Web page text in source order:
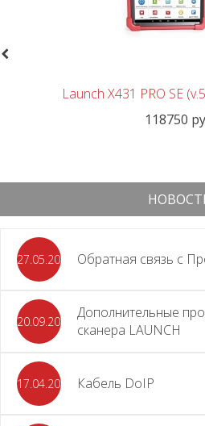
Launch X431 PRO SE
118750
27.05.2026 Обратная связь с
20.09.2025
Дополнительные
сканера LAUNCH
17.04.2024 Кабель DoIP